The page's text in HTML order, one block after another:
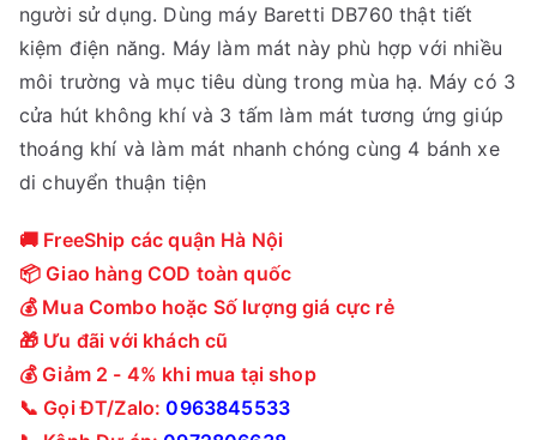
người sử dụng. Dùng máy Baretti DB760 thật tiết
kiệm điện năng. Máy làm mát này phù hợp với nhiều
môi trường và mục tiêu dùng trong mùa hạ. Máy có 3
cửa hút không khí và 3 tấm làm mát tương ứng giúp
thoáng khí và làm mát nhanh chóng cùng 4 bánh xe
di chuyển thuận tiện
🚚 FreeShip các quận Hà Nội
📦 Giao hàng COD toàn quốc
💰 Mua Combo hoặc Số lượng giá cực rẻ
🎁 Ưu đãi với khách cũ
💰 Giảm 2 - 4% khi mua tại shop
📞 Gọi ĐT/Zalo:0963845533